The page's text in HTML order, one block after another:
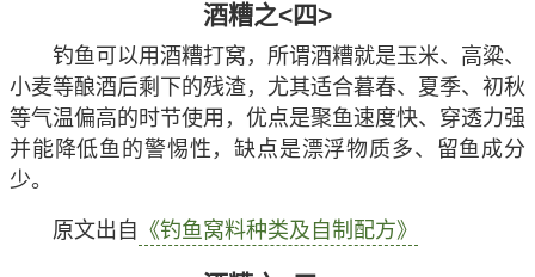
酒糟之<四>